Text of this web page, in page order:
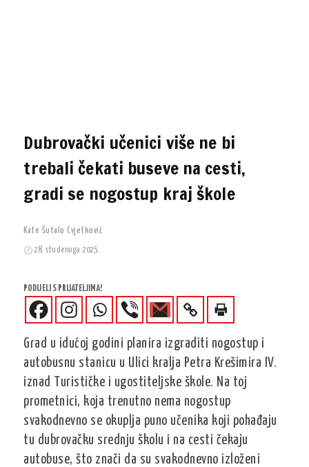
Dubrovački učenici više ne bi
trebali čekati buseve na cesti,
gradi se nogostup kraj škole
Kate Šutalo Cvjetković
28. studenoga 2025.
PODIJELI S PRIJATELJIMA!
Grad u idućoj godini planira izgraditi nogostup i
autobusnu stanicu u Ulici kralja Petra Krešimira IV.
iznad Turističke i ugostiteljske škole. Na toj
prometnici, koja trenutno nema nogostup
svakodnevno se okuplja puno učenika koji pohađaju
tu dubrovačku srednju školu i na cesti čekaju
autobuse, što znači da su svakodnevno izloženi